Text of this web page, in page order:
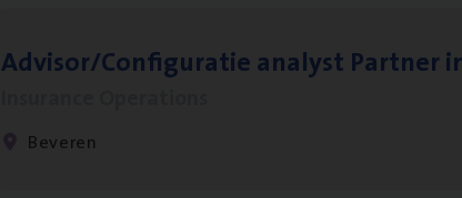
Advisor/​Configuratie ana­lyst Part­ner
Beveren